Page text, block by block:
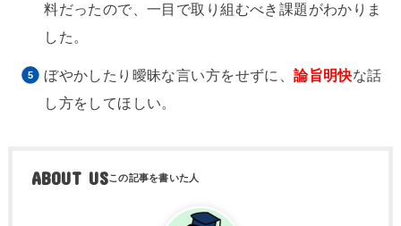
料だったので、一目で取り組むべき課題がわかりま
した。
ぼやかしたり曖昧な言い方をせずに、論旨明快な話
し方をしてほしい。
ABOUT US